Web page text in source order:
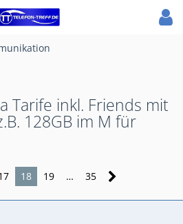
Tarife inkl. Friends mit
128GB im M für
18 19 … 35